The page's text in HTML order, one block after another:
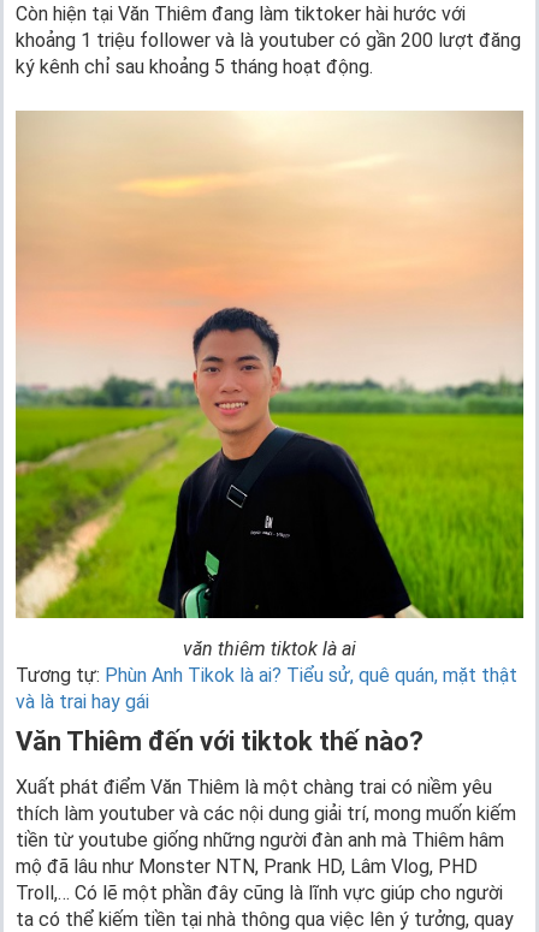
Còn hiện tại Văn Thiêm đang làm tiktoker hài hước với
khoảng 1 triệu follower và là youtuber có gần 200 lượt đăng
ký kênh chỉ sau khoảng 5 tháng hoạt động.
văn thiêm tiktok là ai
Tương tự: Phùn Anh Tikok là ai? Tiểu sử, quê quán, mặt thật
và là trai hay gái
Văn Thiêm đến với tiktok thế nào?
Xuất phát điểm Văn Thiêm là một chàng trai có niềm yêu
thích làm youtuber và các nội dung giải trí, mong muốn kiếm
tiền từ youtube giống những người đàn anh mà Thiêm hâm
mộ đã lâu như Monster NTN, Prank HD, Lâm Vlog, PHD
Troll,… Có lẽ một phần đây cũng là lĩnh vực giúp cho người
ta có thể kiếm tiền tại nhà thông qua việc lên ý tưởng, quay